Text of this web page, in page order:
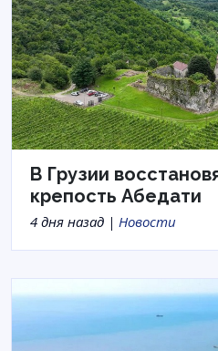
В Грузии
крепость Абедати
4 дня назад | Новости